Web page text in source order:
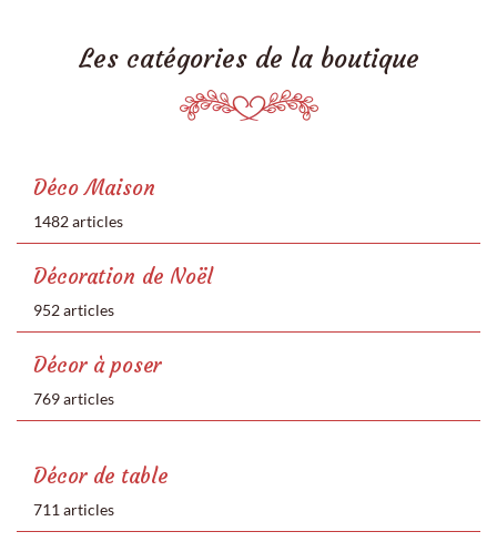
Les catégories de la boutique
Déco Maison
1482 articles
Décoration de Noël
952 articles
Décor à poser
769 articles
Décor de table
711 articles